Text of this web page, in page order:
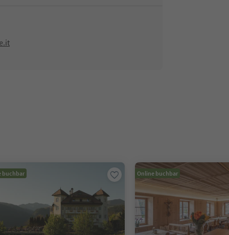
buchbar Online buchbar